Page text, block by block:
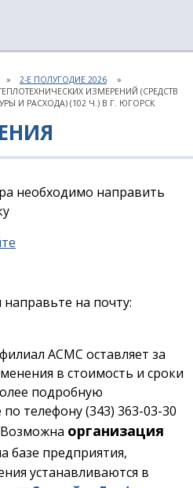
2-Е ПОЛУГОДИЕ 2026
ИЗМЕРЕНИЙ (СРЕДСТВ
И РАСХОДА) (102 Ч.) В Г. ЮГОРСК
необходимо направить
направьте на почту:
АСМС оставляет за
в стоимость и сроки
подробную
телефону (343) 363-03-30
Возможна организация
базе предприятия,
устанавливаются в